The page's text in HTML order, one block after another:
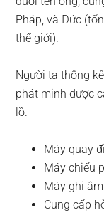
Pháp, và Đức
thế giới).
Người ta thống
phát minh được
lồ.
Máy quay
Máy chiếu
Máy ghi âm
Cung cấp